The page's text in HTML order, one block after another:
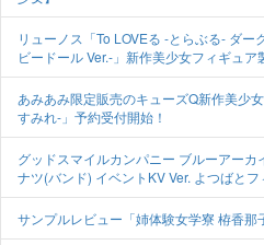
リューノス「To LOVEる -とらぶる- ダ
ビードール Ver.-」新作美少女フィギュア
あみあみ限定販売のキューズQ新作美少
すみれ-」予約受付開始！
グッドスマイルカンパニー ブルーアー
ナツ(バンド) イベントKV Ver. よつばと
サンプルレビュー「姉体験女学寮 栫香那